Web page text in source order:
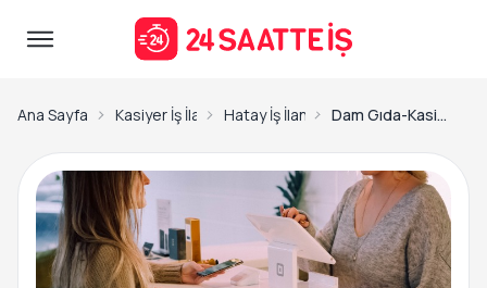
Ana Sayfa Kasiyer İş İlanlarıHatay İş İlanları Dam Gıda-Kasiyer Aranıyor!